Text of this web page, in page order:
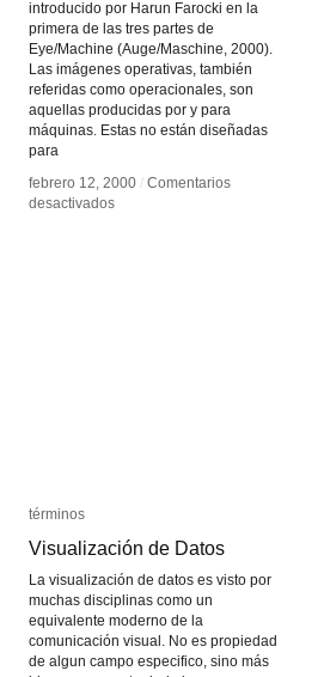
introducido por Harun Farocki en la
primera de las tres partes de
Eye/Machine (Auge/Maschine, 2000).
Las imágenes operativas, también
referidas como operacionales, son
aquellas producidas por y para
máquinas. Estas no están diseñadas
para
febrero 12, 2000 / Comentarios
desactivadosen
febrero 12, 2000 / Comentarios
desactivadosen
términos
Visualización de Datos
La visualización de datos es visto por
muchas disciplinas como un
equivalente moderno de la
comunicación visual. No es propiedad
de algun campo especifico, sino más
términos
Visualización de Datos